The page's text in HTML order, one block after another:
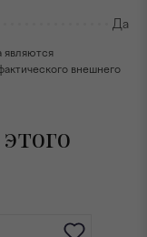
Да
являются
внешнего